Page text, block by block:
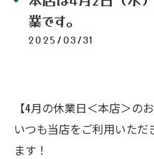
業です。
2025/03/31
【4月の休業日＜本店＞の
いつも当店をご利用いた
ます！